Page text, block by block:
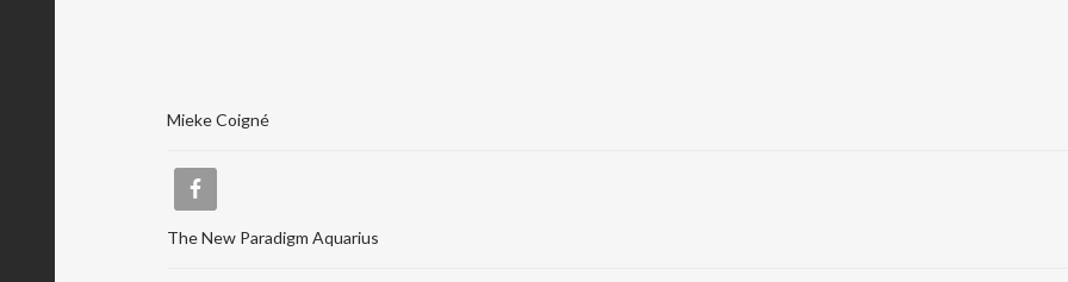
Mieke Coigné
The New Paradigm Aquarius